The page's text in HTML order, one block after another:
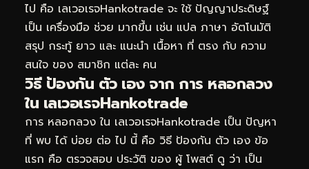
ไป คือ เลเวอเรจHankotrade จะ ใช้ ปัญญาประดิษฐ์
เป็น เครื่องมือ ช่วย มากขึ้น เช่น แปล ภาษา อัตโนมัติ
สรุป กระทู้ ยาว และ แนะนำ เนื้อหา ที่ ตรง กับ ความ
สนใจ ของ สมาชิก แต่ละ คน
วิธี ป้องกัน ตัว เอง จาก การ หลอกลวง
ใน เลเวอเรจHankotrade
การ หลอกลวง ใน เลเวอเรจHankotrade เป็น ปัญหา
ที่ พบ ได้ บ่อย ต่อ ไป นี้ คือ วิธี ป้องกัน ตัว เอง ข้อ
แรก คือ ตรวจสอบ ประวัติ ของ ผู้ โพสต์ ดู ว่า เป็น